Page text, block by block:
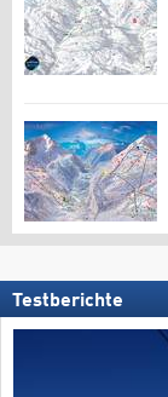
Testberichte